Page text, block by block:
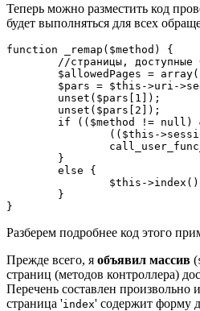
Теперь можно разместить код
будет выполняться для всех
function _remap($method) {
}
Разберем подробнее код этого
Прежде всего, я объявил массив (
страниц (методов контроллера)
Перечень составлен произвольно
страница 'index' содержит форму